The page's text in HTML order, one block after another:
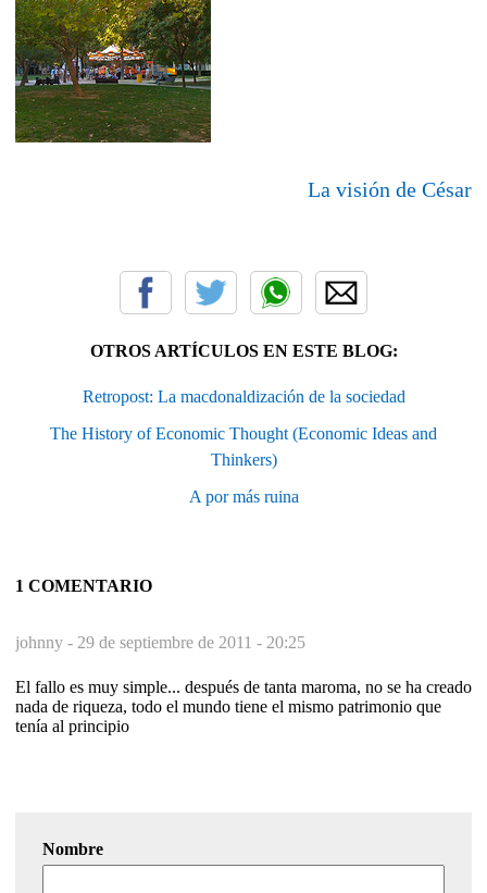
La visión de César
OTROS ARTÍCULOS EN ESTE BLOG:
Retropost: La macdonaldización de la sociedad
The History of Economic Thought (Economic Ideas and
Thinkers)
A por más ruina
1 COMENTARIO
johnny - 29 de septiembre de 2011 - 20:25
El fallo es muy simple... después de tanta maroma, no se ha creado
nada de riqueza, todo el mundo tiene el mismo patrimonio que
tenía al principio
Nombre